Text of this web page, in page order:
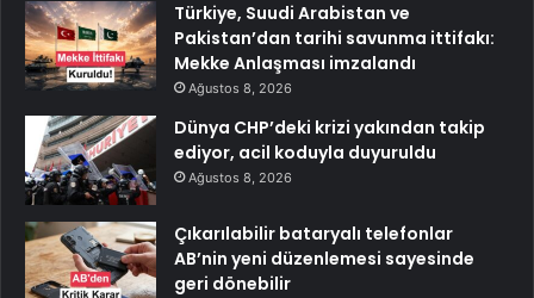
Türkiye, Suudi Arabistan ve
Pakistan’dan tarihi savunma ittifakı:
Mekke Anlaşması imzalandı
Ağustos 8, 2026
Dünya CHP’deki krizi yakından takip
ediyor, acil koduyla duyuruldu
Ağustos 8, 2026
Çıkarılabilir bataryalı telefonlar
AB’nin yeni düzenlemesi sayesinde
geri dönebilir